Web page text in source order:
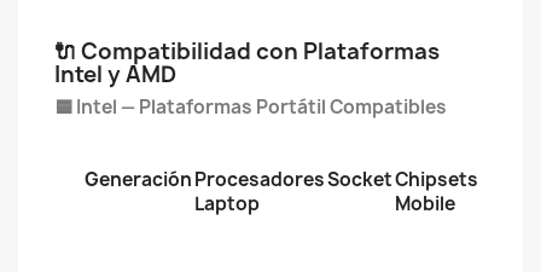
🔌 Compatibilidad con Plataformas
Intel y AMD
🟦 Intel — Plataformas Portátil Compatibles
GeneraciónProcesadores
Laptop
SocketChipsets
Mobile